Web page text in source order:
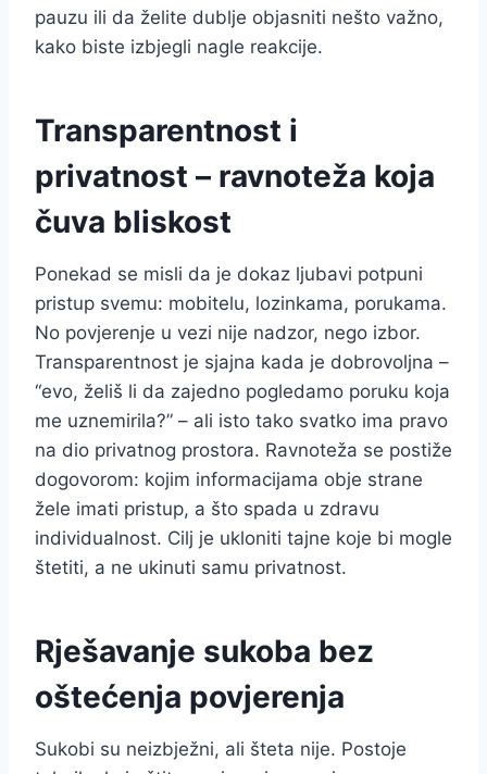
pauzu ili da želite dublje objasniti nešto važno,
kako biste izbjegli nagle reakcije.
Transparentnost i
privatnost – ravnoteža koja
čuva bliskost
Ponekad se misli da je dokaz ljubavi potpuni
pristup svemu: mobitelu, lozinkama, porukama.
No povjerenje u vezi nije nadzor, nego izbor.
Transparentnost je sjajna kada je dobrovoljna –
“evo, želiš li da zajedno pogledamo poruku koja
me uznemirila?” – ali isto tako svatko ima pravo
na dio privatnog prostora. Ravnoteža se postiže
dogovorom: kojim informacijama obje strane
žele imati pristup, a što spada u zdravu
individualnost. Cilj je ukloniti tajne koje bi mogle
štetiti, a ne ukinuti samu privatnost.
Rješavanje sukoba bez
oštećenja povjerenja
Sukobi su neizbježni, ali šteta nije. Postoje